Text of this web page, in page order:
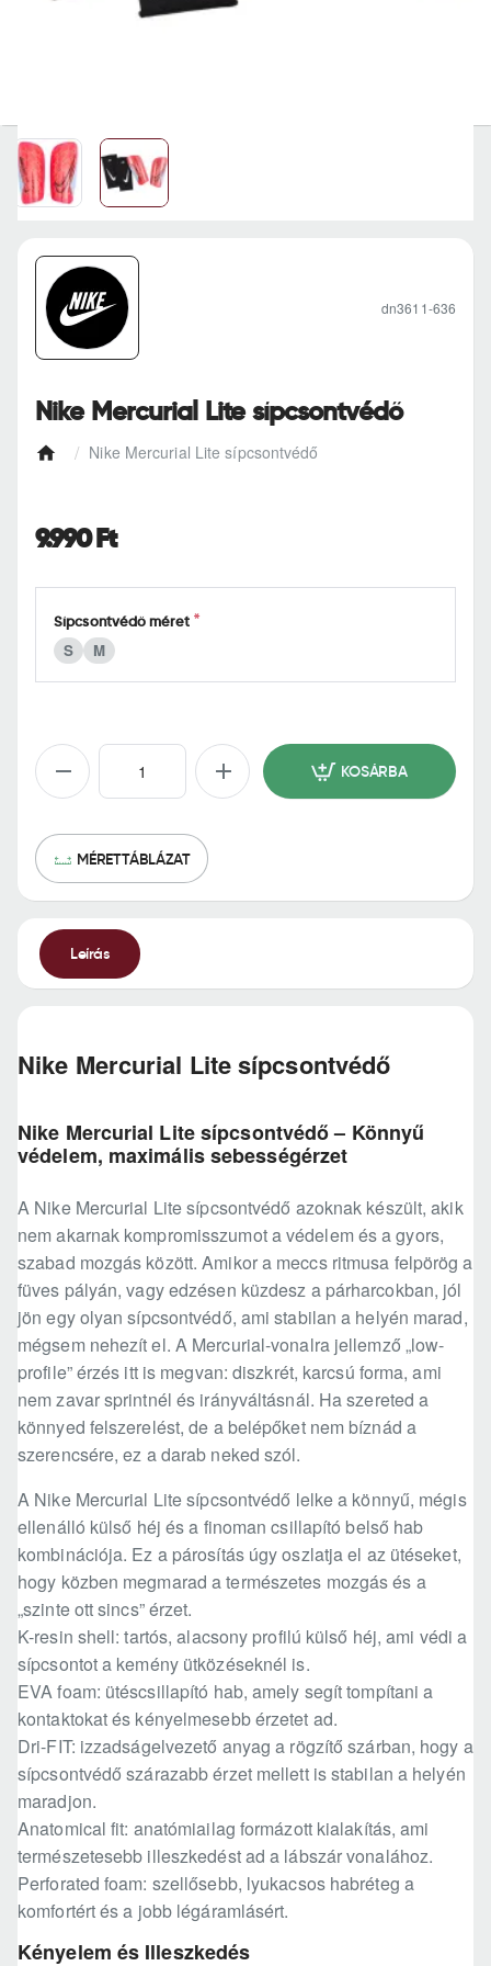
e
Nike Mercurial Lite sípcsontvédő
Nike Mercurial Lite sípcsontvédő
dn3611-636
9.990 Ft
Sípcsontvédő méret
S M
KOSÁRBA
MÉRETTÁBLÁZAT
Leírás
Nike Mercurial Lite sípcsontvédő
Nike Mercurial Lite sípcsontvédő – Könnyű
védelem, maximális sebességérzet
A Nike Mercurial Lite sípcsontvédő azoknak készült, akik
nem akarnak kompromisszumot a védelem és a gyors,
szabad mozgás között. Amikor a meccs ritmusa felpörög a
füves pályán, vagy edzésen küzdesz a párharcokban, jól
jön egy olyan sípcsontvédő, ami stabilan a helyén marad,
mégsem nehezít el. A Mercurial-vonalra jellemző „low-
profile” érzés itt is megvan: diszkrét, karcsú forma, ami
nem zavar sprintnél és irányváltásnál. Ha szereted a
könnyed felszerelést, de a belépőket nem bíznád a
szerencsére, ez a darab neked szól.
A Nike Mercurial Lite sípcsontvédő lelke a könnyű, mégis
ellenálló külső héj és a finoman csillapító belső hab
kombinációja. Ez a párosítás úgy oszlatja el az ütéseket,
hogy közben megmarad a természetes mozgás és a
„szinte ott sincs” érzet.
K-resin shell: tartós, alacsony profilú külső héj, ami védi a
sípcsontot a kemény ütközéseknél is.
EVA foam: ütéscsillapító hab, amely segít tompítani a
kontaktokat és kényelmesebb érzetet ad.
Dri-FIT: izzadságelvezető anyag a rögzítő szárban, hogy a
sípcsontvédő szárazabb érzet mellett is stabilan a helyén
maradjon.
Anatomical fit: anatómiailag formázott kialakítás, ami
természetesebb illeszkedést ad a lábszár vonalához.
Perforated foam: szellősebb, lyukacsos habréteg a
komfortért és a jobb légáramlásért.
Kényelem és Illeszkedés